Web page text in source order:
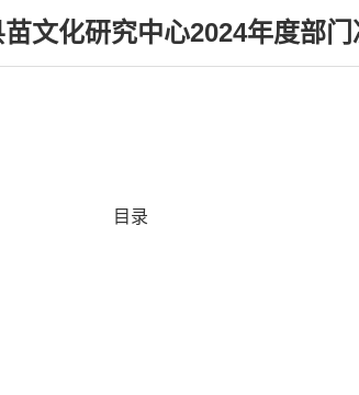
文化研究中心2024年度部门
目录